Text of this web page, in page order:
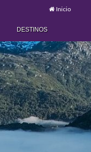
Inicio
DESTINOS